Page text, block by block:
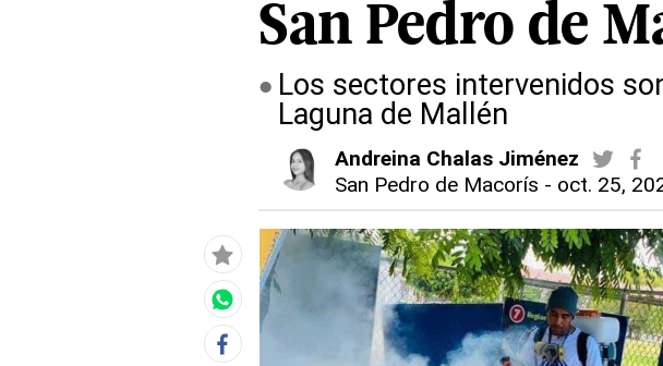
San Pedro de
Los sectores intervenidos
Laguna de Mallén
Andreina Chalas Jiménez
San Pedro de Macorís - oct. 25,